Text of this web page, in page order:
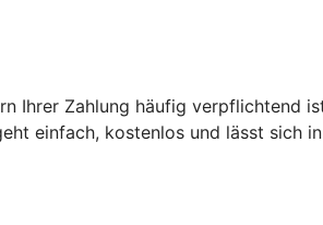
Ihrer Zahlung häufig verpflichtend
einfach, kostenlos und lässt sich